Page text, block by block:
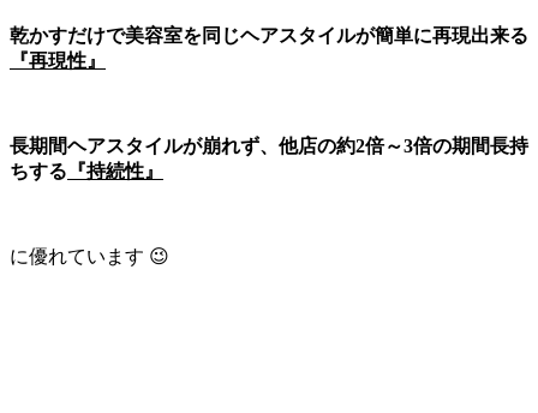
乾かすだけで美容室を同じヘアスタイルが簡単に再現出来る
『再現性』
長期間ヘアスタイルが崩れず、他店の約2倍～3倍の期間長持
ちする 『持続性』
に優れています 😉